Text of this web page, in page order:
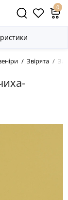
0
Звірята